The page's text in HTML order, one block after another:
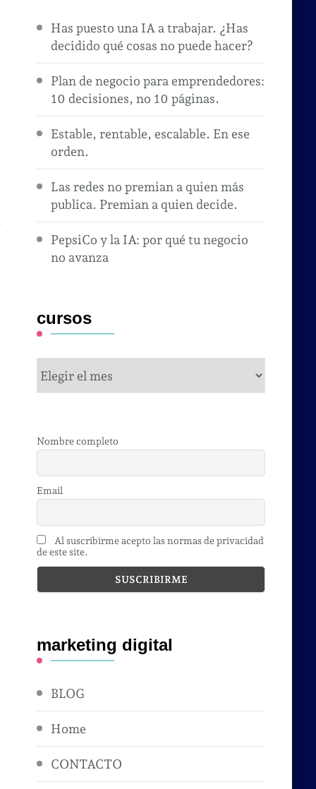
Has puesto una IA a trabajar. ¿Has
decidido qué cosas no puede hacer?
Plan de negocio para emprendedores:
10 decisiones, no 10 páginas.
Estable, rentable, escalable. En ese
orden.
Las redes no premian a quien más
publica. Premian a quien decide.
PepsiCo y la IA: por qué tu negocio
no avanza
cursos
cursos
Nombre completo
Email
Al suscribirme acepto las normas de privacidad
de este site.
marketing digital
BLOG
Home
CONTACTO